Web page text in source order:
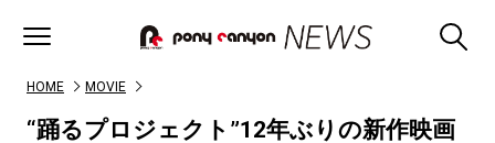
HOME MOVIE
“踊るプロジェクト”12年ぶりの新作映画